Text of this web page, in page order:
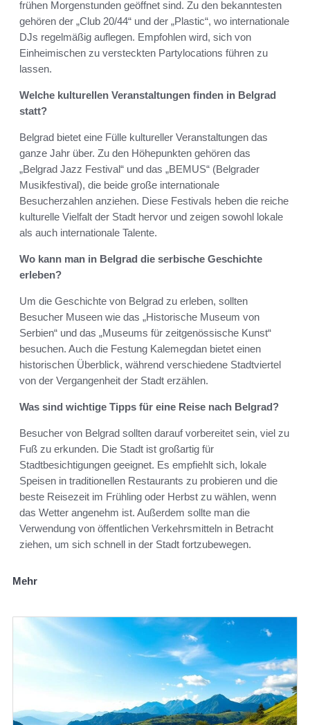
frühen Morgenstunden geöffnet sind. Zu den bekanntesten
gehören der „Club 20/44“ und der „Plastic“, wo internationale
DJs regelmäßig auflegen. Empfohlen wird, sich von
Einheimischen zu versteckten Partylocations führen zu
lassen.
Welche kulturellen Veranstaltungen finden in Belgrad
statt?
Belgrad bietet eine Fülle kultureller Veranstaltungen das
ganze Jahr über. Zu den Höhepunkten gehören das
„Belgrad Jazz Festival“ und das „BEMUS“ (Belgrader
Musikfestival), die beide große internationale
Besucherzahlen anziehen. Diese Festivals heben die reiche
kulturelle Vielfalt der Stadt hervor und zeigen sowohl lokale
als auch internationale Talente.
Wo kann man in Belgrad die serbische Geschichte
erleben?
Um die Geschichte von Belgrad zu erleben, sollten
Besucher Museen wie das „Historische Museum von
Serbien“ und das „Museums für zeitgenössische Kunst“
besuchen. Auch die Festung Kalemegdan bietet einen
historischen Überblick, während verschiedene Stadtviertel
von der Vergangenheit der Stadt erzählen.
Was sind wichtige Tipps für eine Reise nach Belgrad?
Besucher von Belgrad sollten darauf vorbereitet sein, viel zu
Fuß zu erkunden. Die Stadt ist großartig für
Stadtbesichtigungen geeignet. Es empfiehlt sich, lokale
Speisen in traditionellen Restaurants zu probieren und die
beste Reisezeit im Frühling oder Herbst zu wählen, wenn
das Wetter angenehm ist. Außerdem sollte man die
Verwendung von öffentlichen Verkehrsmitteln in Betracht
ziehen, um sich schnell in der Stadt fortzubewegen.
Mehr